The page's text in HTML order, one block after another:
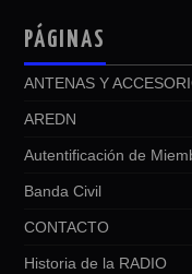
PÁGINAS
ANTENAS Y
AREDN
Autentificación de
Banda Civil
CONTACTO
Historia de la RADIO